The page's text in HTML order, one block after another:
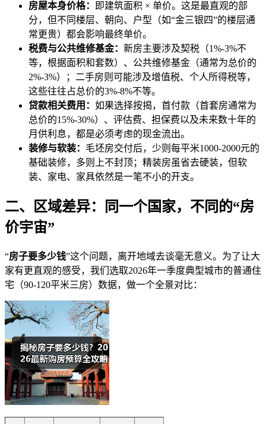
房屋本身价格：
即建筑面积 × 单价。这是最直观的部
分，但不同楼层、朝向、户型（如“金三银四”的楼层通
常更贵）都会影响最终单价。
税费与公共维修基金： 新房主要涉及契税（1%-3%不
等，根据面积和套数）、公共维修基金（通常为总价的
2%-3%）；二手房则可能涉及增值税、个人所得税等，
这些往往占总价的3%-8%不等。
贷款相关费用： 如果选择按揭，首付款（首套房通常为
总价的15%-30%）、评估费、担保费以及未来数十年的
月供利息，都是必须考虑的现金流出。
装修与软装： 毛坯房交付后，少则每平米1000-2000元的
基础装修，多则上不封顶；精装房虽省去硬装，但软
装、家电、家具依然是一笔不小的开支。
二、区域差异：同一个国家，不同的“房
价宇宙”
“房子要多少钱”这个问题，离开地域去谈毫无意义。为了让大
家有更直观的感受，我们选取2026年一季度典型城市的普通住
宅（90-120平米三房）数据，做一个全景对比：